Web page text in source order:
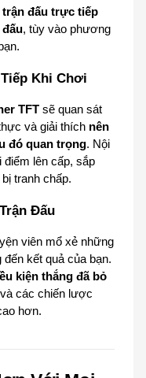
trận đấu trực tiếp
, tùy vào phương
Khi Chơi
TFT sẽ quan sát
và giải thích nên
đó quan trọng. Nội
điểm lên cấp, sắp
tranh chấp.
Đấu
viên mổ xẻ những
kết quả của bạn.
kiện thắng đã bỏ
các chiến lược
hơn.